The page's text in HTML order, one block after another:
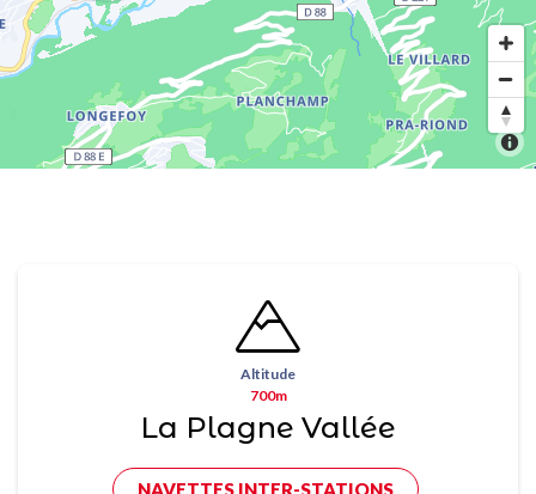
Altitude
700m
La Plagne Vallée
NAVETTES INTER-STATIONS